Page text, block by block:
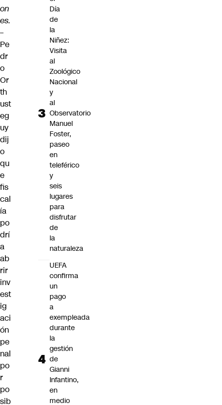
on
es.
–
Pe
dr
o
Or
th
ust
eg
uy
dij
o
qu
e
fis
cal
ía
po
drí
a
ab
rir
inv
est
ig
aci
ón
pe
nal
po
r
po
sib
Día
de
la
Niñez:
Visita
al
Zoológico
Nacional
y
al
Observatorio
Manuel
Foster,
paseo
en
teleférico
y
seis
lugares
para
disfrutar
de
la
naturaleza
UEFA
confirma
un
pago
a
exempleada
durante
la
gestión
de
Gianni
Infantino,
en
medio